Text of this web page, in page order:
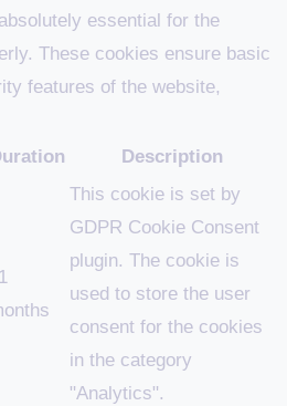
essential for the
These cookies ensure basic
features of the website,
Description
This cookie is set by
GDPR Cookie Consent
plugin. The cookie is
used to store the user
consent for the cookies
in the category
"Analytics".